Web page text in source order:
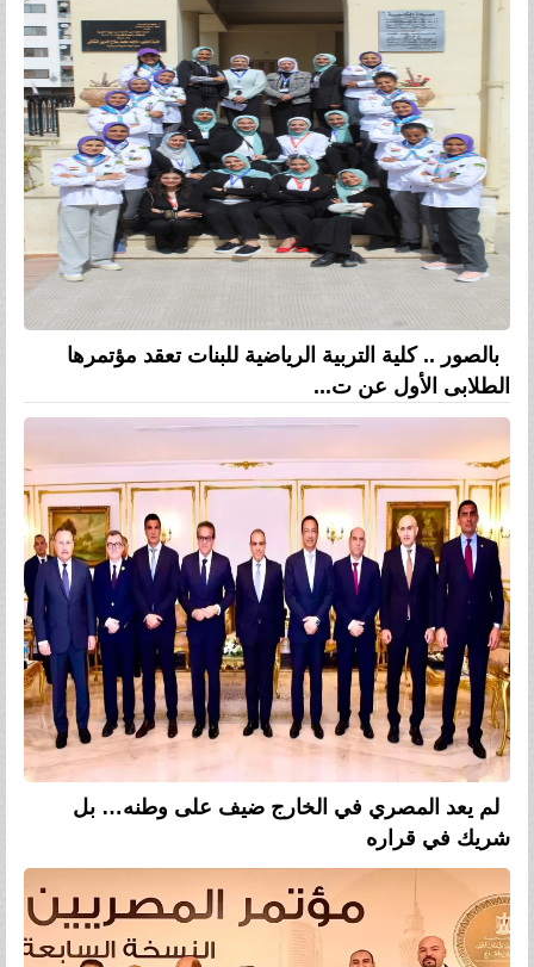
بالصور .. كلية التربية الرياضية للبنات تعقد مؤتمرها
الطلابى الأول عن ت...
لم يعد المصري في الخارج ضيف على وطنه… بل
شريك في قراره